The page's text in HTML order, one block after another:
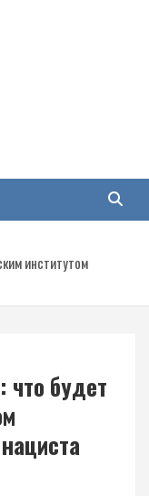
война
в Новороссии, ДНР,
институтом
что будет